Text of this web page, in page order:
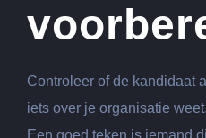
Controleer of de kandidaat al
iets over je organisatie weet.
Een goed teken is iemand